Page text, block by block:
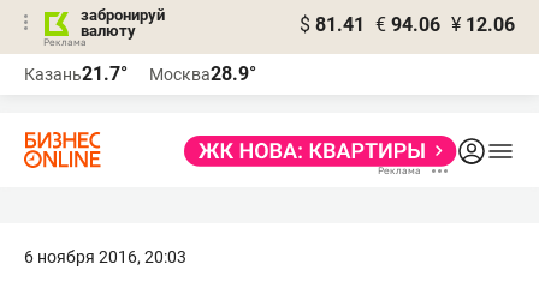
забронируй
валюту
$ 81.41 € 94.06 ¥ 12.06
Казань21.7° Москва28.9°
6 ноября 2016, 20:03